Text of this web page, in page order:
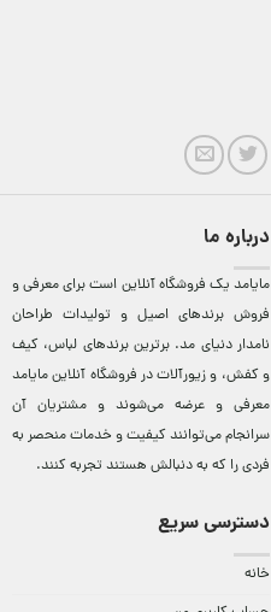
درباره ما
مایامد يک فروشگاه آنلاين است برای معرفی و
فروش برندهای اصيل و توليدات طراحان
نامدار دنيای مد. برترين‌ برندهای لباس، کيف
و کفش، و زيورآلات در فروشگاه آنلاين مایامد
معرفی و عرضه می‌شوند و مشتريان آن
سرانجام می‌توانند کيفيت و خدمات منحصر به
فردی را که به دنبالش هستند تجربه کنند.
دسترسی سریع
خانه